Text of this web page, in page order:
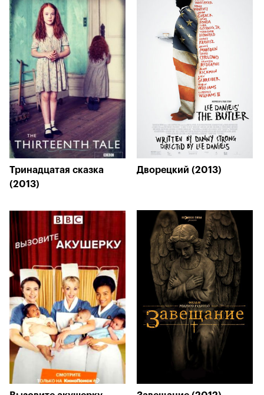
Тринадцатая сказка
(2013)
Дворецкий (2013)